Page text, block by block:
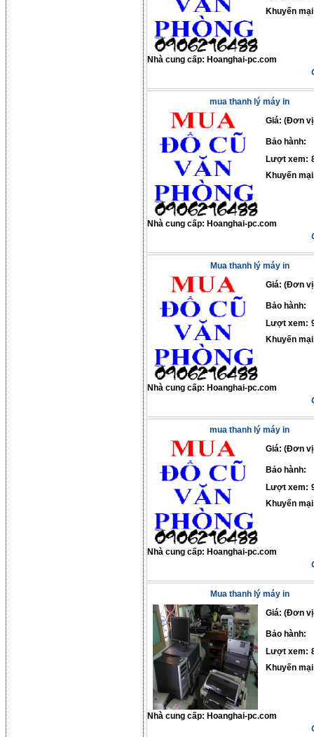
Khuyến
Nhà cung cấp: Hoanghai-pc.com
mua thanh lý máy in
Giá: (Đơn
Bảo hành:
Lượt xem:
Khuyến
Nhà cung cấp: Hoanghai-pc.com
Mua thanh lý máy in
Giá: (Đơn
Bảo hành:
Lượt xem:
Khuyến
Nhà cung cấp: Hoanghai-pc.com
mua thanh lý máy in
Giá: (Đơn
Bảo hành:
Lượt xem:
Khuyến
Nhà cung cấp: Hoanghai-pc.com
Mua thanh lý máy in
Giá: (Đơn
Bảo hành:
Lượt xem:
Khuyến
Nhà cung cấp: Hoanghai-pc.com